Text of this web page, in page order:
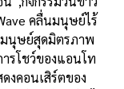
คลื่นมนุษย์ไร้
มนุษย์สุดมิตรภาพ
รโชว์ของแอนโท
งคอนเสิร์ตของ